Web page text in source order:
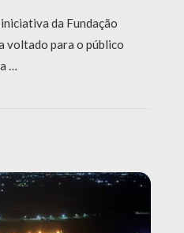
da Fundação
voltado para o público
…